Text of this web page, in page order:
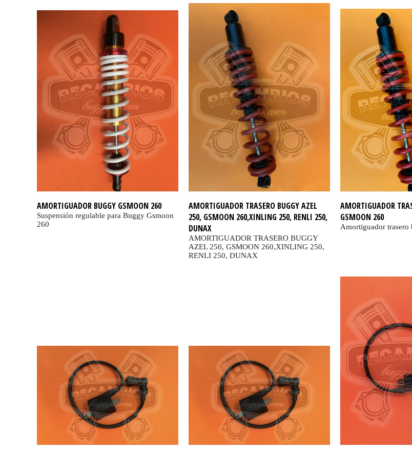
AMORTIGUADOR BUGGY GSMOON 260
Suspensión regulable para Buggy Gsmoon
260
AMORTIGUADOR TRASERO BUGGY AZEL
250, GSMOON 260,XINLING 250, RENLI 250,
DUNAX
AMORTIGUADOR TRASERO BUGGY
AZEL 250, GSMOON 260,XINLING 250,
RENLI 250, DUNAX
AMORTIGUADOR
GSMOON 260
Amortiguador